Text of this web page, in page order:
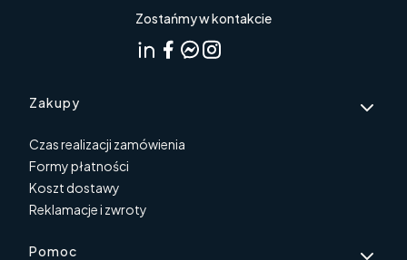
Zostańmy w kontakcie
Linki w stopce
Zakupy
Czas realizacji zamówienia
Formy płatności
Koszt dostawy
Reklamacje i zwroty
Pomoc